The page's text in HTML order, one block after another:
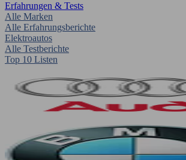
Erfahrungen & Tests
Alle Marken
Alle Erfahrungsberichte
Elektroautos
Alle Testberichte
Top 10 Listen